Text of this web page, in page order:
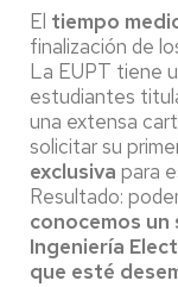
El tiempo
finalización de
La EUPT tiene
estudiantes
una extensa
solicitar su
exclusiva para
Resultado:
conocemos
Ingeniería
que esté